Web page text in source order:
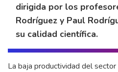
dirigida por los
Rodríguez y Paul
su calidad científica.
La baja productividad del